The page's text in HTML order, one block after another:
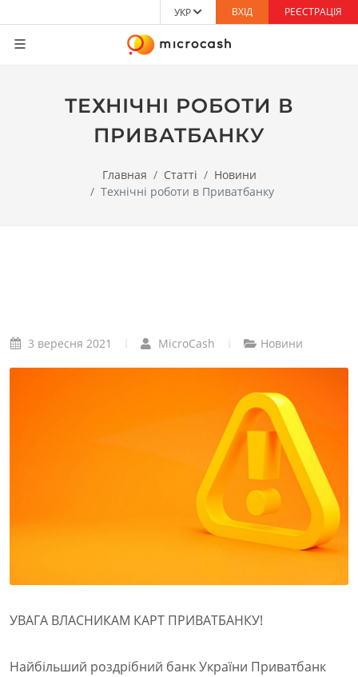
УКР ВХІД РЕЄСТРАЦІЯ
ТЕХНІЧНІ РОБОТИ В
ПРИВАТБАНКУ
Главная Статті
Новини
Технічні роботи в Приватбанку
3 вересня 2021 MicroCash Новини
УВАГА ВЛАСНИКАМ КАРТ ПРИВАТБАНКУ!
Найбільший роздрібний банк України Приватбанк